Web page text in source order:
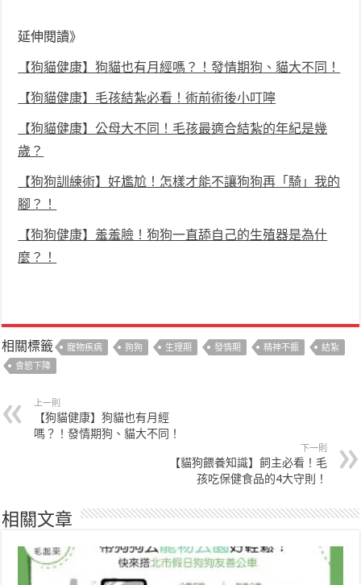
延伸閱讀》
【狗貓健康】狗貓也有月經嗎？！發情期狗、貓大不同！
【狗貓健康】毛孩結紮必看！術前術後小叮嚀
【狗貓健康】公母大不同！毛孩最適合結紮的年紀是幾
歲？
【狗狗訓練術】好尷尬！怎樣才能不讓狗狗再「騎」我的
腳？！
【狗狗健康】羞羞臉！狗狗一直舔自己的生殖器是為什
麼？！
相關標籤 寵物疾病 狗狗 生理期 發情期 精神不振
結紮
食慾下降
上一則
【狗貓健康】狗貓也有月經
嗎？！發情期狗、貓大不同！
下一則
【貓狗餵養知識】飼主必看！毛
孩吃保健食品的4大守則！
相關文章